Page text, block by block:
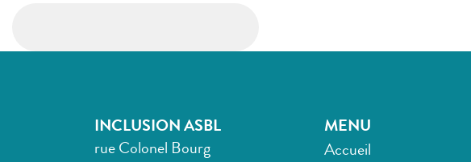
INCLUSION ASBL
rue Colonel Bourg
MENU
Accueil